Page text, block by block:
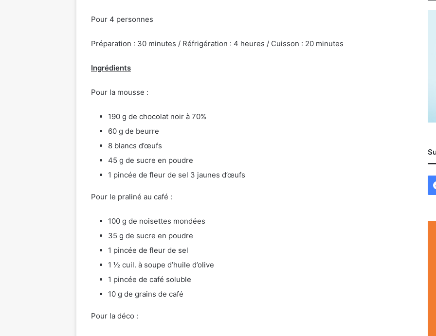
Pour 4 personnes
Préparation : 30 minutes / Réfrigération : 4 heures / Cuisson : 20 minutes
Ingrédients
Pour la mousse :
190 g de chocolat noir à 70%
60 g de beurre
8 blancs d’œufs
45 g de sucre en poudre
1 pincée de fleur de sel 3 jaunes d’œufs
Pour le praliné au café :
100 g de noisettes mondées
35 g de sucre en poudre
1 pincée de fleur de sel
1 1⁄2 cuil. à soupe d’huile d’olive
1 pincée de café soluble
10 g de grains de café
Pour la déco :